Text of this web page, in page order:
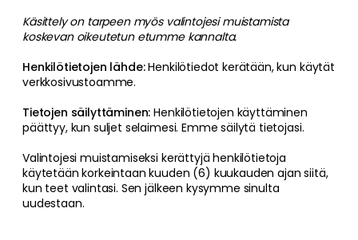
Käsittely on tarpeen myös valintojesi muistamista
koskevan oikeutetun etumme kannalta.
Henkilötietojen lähde:Henkilötiedot kerätään, kun käytät
verkkosivustoamme.
Tietojen säilyttäminen: Henkilötietojen käyttäminen
päättyy, kun suljet selaimesi. Emme säilytä tietojasi.
Valintojesi muistamiseksi kerättyjä henkilötietoja
käytetään korkeintaan kuuden (6) kuukauden ajan siitä,
kun teet valintasi. Sen jälkeen kysymme sinulta
uudestaan.